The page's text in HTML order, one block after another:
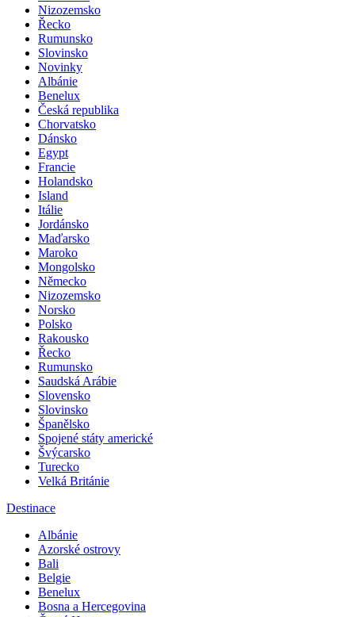
Nizozemsko
Řecko
Rumunsko
Slovinsko
Novinky
Albánie
Benelux
Česká republika
Chorvatsko
Dánsko
Egypt
Francie
Holandsko
Island
Itálie
Jordánsko
Maďarsko
Maroko
Mongolsko
Německo
Nizozemsko
Norsko
Polsko
Rakousko
Řecko
Rumunsko
Saudská Arábie
Slovensko
Slovinsko
Španělsko
Spojené státy americké
Švýcarsko
Turecko
Velká Británie
Destinace
Albánie
Azorské ostrovy
Bali
Belgie
Benelux
Bosna a Hercegovina